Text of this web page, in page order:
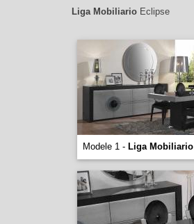
Liga MobiliarioEclipse
Modele 1 - Liga Mobiliario